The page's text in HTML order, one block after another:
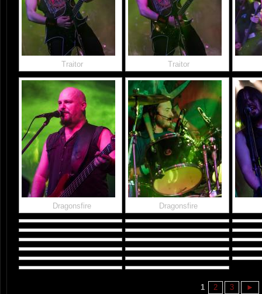
Traitor Traitor
Dragonsfire Dragonsfire
1 2 3 ►